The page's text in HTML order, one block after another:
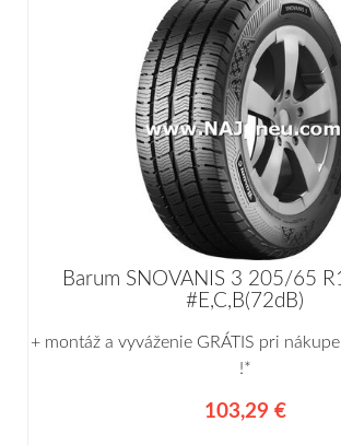
Barum SNOVANIS 3 205/65
#E,C,B(72dB)
+ montáž a vyváženie GRÁTIS pri
!*
103,29 €